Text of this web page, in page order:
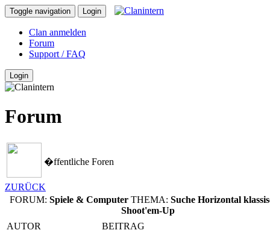
Toggle navigation Login
Clan anmelden
Forum
Support / FAQ
Login
Forum
�ffentliche Foren
ZURÜCK
FORUM: Spiele & Computer THEMA: Suche Horizontal
Shoot'em-Up
AUTOR
BEITRAG